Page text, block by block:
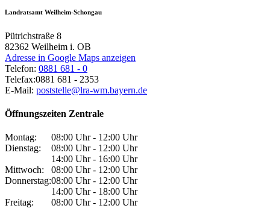
Landratsamt Weilheim-Schongau
Pütrichstraße 8
82362 Weilheim i. OB
Adresse in Google Maps anzeigen
Telefon: 0881 681 - 0
Telefax:0881 681 - 2353
E-Mail: poststelle@lra-wm.bayern.de
Öffnungszeiten Zentrale
Montag:
08:00 Uhr - 12:00 Uhr
Dienstag:
08:00 Uhr - 12:00 Uhr
14:00 Uhr - 16:00 Uhr
Mittwoch:
08:00 Uhr - 12:00 Uhr
Donnerstag:08:00 Uhr - 12:00 Uhr
14:00 Uhr - 18:00 Uhr
Freitag:
08:00 Uhr - 12:00 Uhr